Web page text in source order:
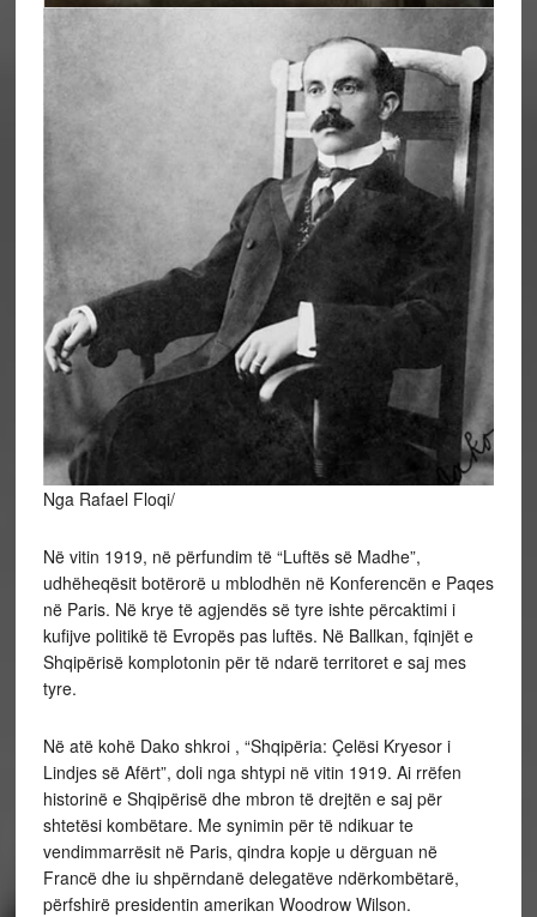
Nga Rafael Floqi/
Në vitin 1919, në përfundim të “Luftës së Madhe”,
udhëheqësit botërorë u mblodhën në Konferencën e Paqes
në Paris. Në krye të agjendës së tyre ishte përcaktimi i
kufijve politikë të Evropës pas luftës. Në Ballkan, fqinjët e
Shqipërisë komplotonin për të ndarë territoret e saj mes
tyre.
Në atë kohë Dako shkroi , “Shqipëria: Çelësi Kryesor i
Lindjes së Afërt”, doli nga shtypi në vitin 1919. Ai rrëfen
historinë e Shqipërisë dhe mbron të drejtën e saj për
shtetësi kombëtare. Me synimin për të ndikuar te
vendimmarrësit në Paris, qindra kopje u dërguan në
Francë dhe iu shpërndanë delegatëve ndërkombëtarë,
përfshirë presidentin amerikan Woodrow Wilson.